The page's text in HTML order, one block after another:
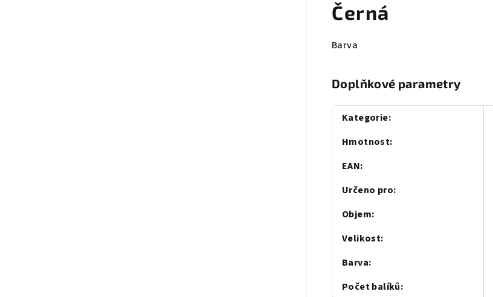
Černá
Barva
Doplňkové parametry
Kategorie:
Hmotnost:
EAN:
Určeno pro:
Objem:
Velikost:
Barva:
Počet balíků: